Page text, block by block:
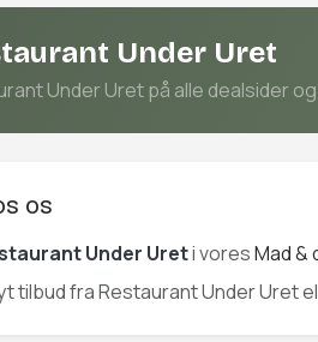
Under Uret
Under Uret på alle dealsider
os
Under Ureti voresMad &
tilbud fra Restaurant Under Uret